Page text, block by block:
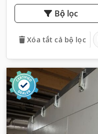
Bộ lọc
Xóa tất cả bộ lọc